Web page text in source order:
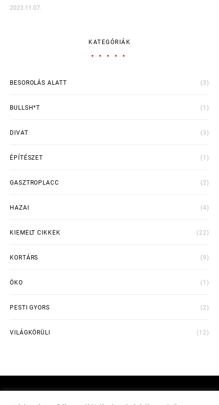
2023.11.07.
KATEGÓRIÁK
BESOROLÁS ALATT (3)
BULLSH*T (1)
DIVAT (3)
ÉPÍTÉSZET (1)
GASZTROPLACC (2)
HAZAI (4)
KIEMELT CIKKEK (22)
KORTÁRS (9)
ÖKO (1)
PESTI GYORS (2)
VILÁGKÖRÜLI (12)